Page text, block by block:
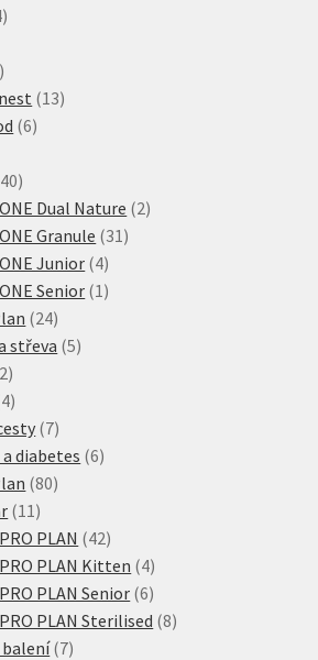
produktů
4
19
produktů
1313
66
4040
produktů
Dual Nature 22
Granule 31 31
Junior 44
produkty
Senior 1 1
2424
produktů
střeva 55
22
produkty
44
produkty
77
produktů
diabetes 66
8080
11 11
produktů
PLAN 4242
produktů
PLAN Kitten 44
produkty
PLAN Senior 66
produktů
PLAN Sterilised 88
balení 77